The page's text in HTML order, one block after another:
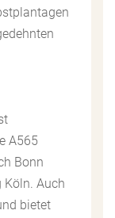
A565
Bonn
Köln. Auch
bietet